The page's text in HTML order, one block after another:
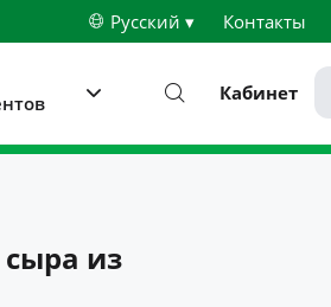
Русский ▾ Контакты
Кабинет
из